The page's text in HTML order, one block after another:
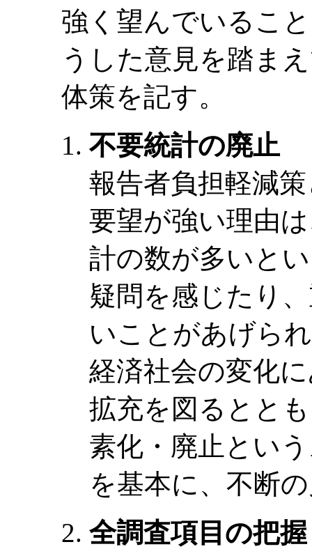
強く望んでいるこ
うした意見を踏ま
体策を記す。
不要統計の廃止
報告者負担軽減
要望が強い理由
計の数が多いと
疑問を感じたり
いことがあげら
経済社会の変化
拡充を図るとと
素化・廃止とい
を基本に、不断
全調査項目の把